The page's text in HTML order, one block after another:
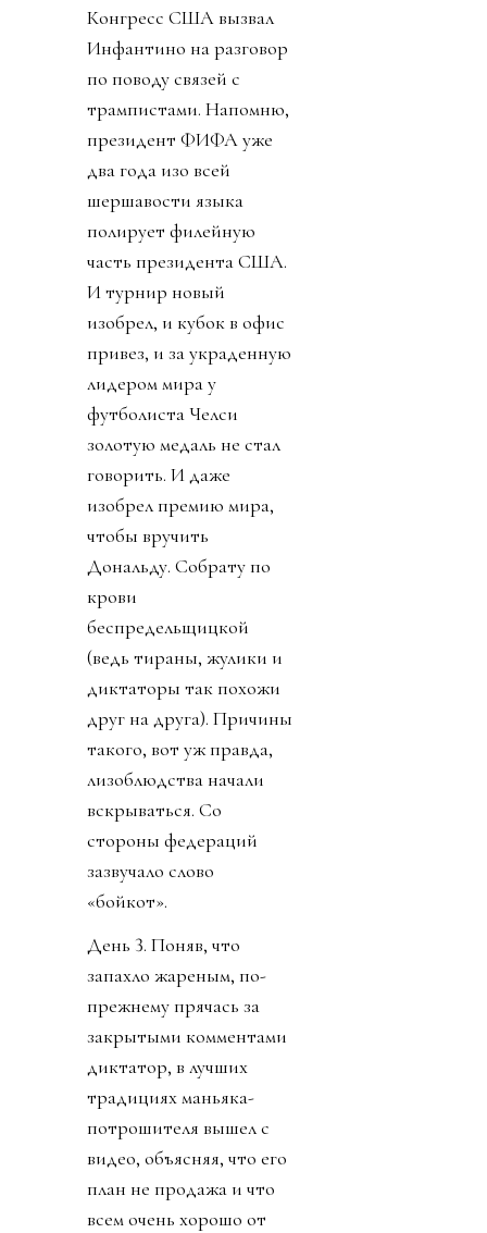
Конгресс США вызвал
Инфантино на разговор
по поводу связей с
трампистами. Напомню,
президент ФИФА уже
два года изо всей
шершавости языка
полирует филейную
часть президента США.
И турнир новый
изобрел, и кубок в офис
привез, и за украденную
лидером мира у
футболиста Челси
золотую медаль не стал
говорить. И даже
изобрел премию мира,
чтобы вручить
Дональду. Собрату по
крови
беспредельщицкой
(ведь тираны, жулики и
диктаторы так похожи
друг на друга). Причины
такого, вот уж правда,
лизоблюдства начали
вскрываться. Со
стороны федераций
зазвучало слово
«бойкот».
День 3. Поняв, что
запахло жареным, по-
прежнему прячась за
закрытыми комментами
диктатор, в лучших
традициях маньяка-
потрошителя вышел с
видео, объясняя, что его
план не продажа и что
всем очень хорошо от